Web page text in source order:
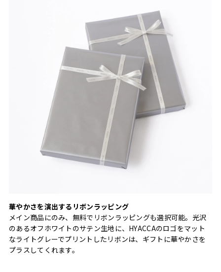
華やかさを演出するリボンラッピング
メイン商品にのみ、無料でリボンラッピングも選択可能。光沢
のあるオフホワイトのサテン生地に、HYACCAのロゴをマット
なライトグレーでプリントしたリボンは、ギフトに華やかさを
プラスしてくれます。